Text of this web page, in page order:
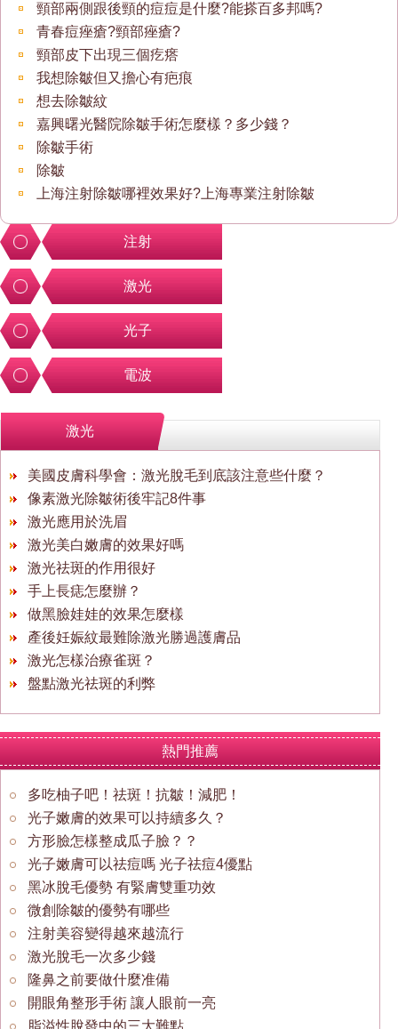
頸部兩側跟後頸的痘痘是什麼?能搽百多邦嗎?
青春痘痤瘡?頸部痤瘡?
頸部皮下出現三個疙瘩
我想除皺但又擔心有疤痕
想去除皺紋
嘉興曙光醫院除皺手術怎麼樣？多少錢？
除皺手術
除皺
上海注射除皺哪裡效果好?上海專業注射除皺
注射
激光
光子
電波
激光
美國皮膚科學會：激光脫毛到底該注意些什麼？
像素激光除皺術後牢記8件事
激光應用於洗眉
激光美白嫩膚的效果好嗎
激光祛斑的作用很好
手上長痣怎麼辦？
做黑臉娃娃的效果怎麼樣
產後妊娠紋最難除激光勝過護膚品
激光怎樣治療雀斑？
盤點激光祛斑的利弊
熱門推薦
多吃柚子吧！祛斑！抗皺！減肥！
光子嫩膚的效果可以持續多久？
方形臉怎樣整成瓜子臉？？
光子嫩膚可以祛痘嗎 光子祛痘4優點
黑冰脫毛優勢 有緊膚雙重功效
微創除皺的優勢有哪些
注射美容變得越來越流行
激光脫毛一次多少錢
隆鼻之前要做什麼准備
開眼角整形手術 讓人眼前一亮
脂溢性脫發中的三大難點